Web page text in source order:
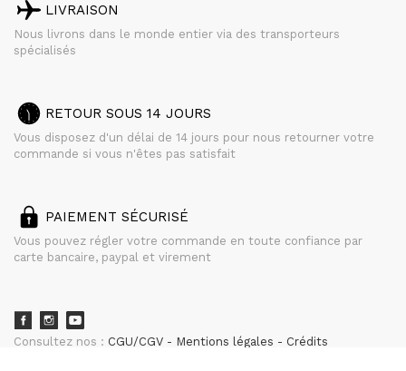
LIVRAISON
Nous livrons dans le monde entier via des transporteurs
spécialisés
RETOUR SOUS 14 JOURS
Vous disposez d'un délai de 14 jours pour nous retourner votre
commande si vous n'êtes pas satisfait
PAIEMENT SÉCURISÉ
Vous pouvez régler votre commande en toute confiance par
carte bancaire, paypal et virement
Consultez nos : CGU/CGV Mentions légales
Crédits